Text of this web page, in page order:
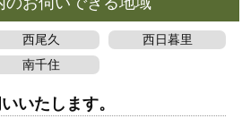
西尾久
西日暮里
南千住
いたします。